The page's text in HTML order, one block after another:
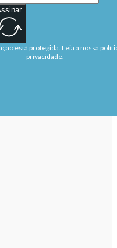
está protegida. Leia a nossa
privacidade.